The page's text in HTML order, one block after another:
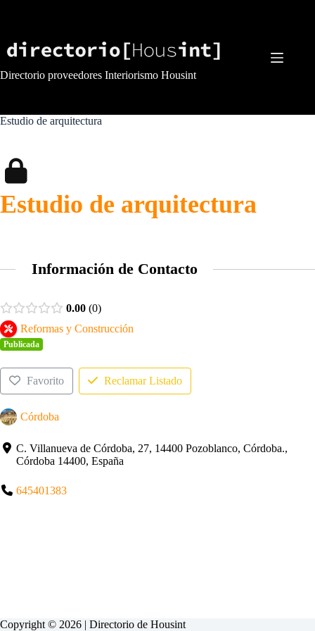
Directorio proveedores Interiorismo Housint
Estudio de arquitectura
Estudio de arquitectura
Información de Contacto
0.00 0
Reformas y Construcción
Publicada
Favorito Reclamar Listado
Córdoba
C. Villanueva de Córdoba, 27, 14400 Pozoblanco, Córdoba.,
Córdoba 14400, España
645401383
Copyright © 2026 | Directorio de Housint